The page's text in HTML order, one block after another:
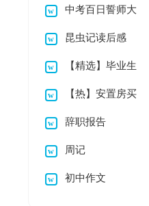
结 中考百日誓师大
会校长讲话稿(10篇)
昆虫记读后感
【荐】【精选】毕业生
求职信模板汇总八篇
【热】安置房买
卖合同辞职报告
周记
初中作文